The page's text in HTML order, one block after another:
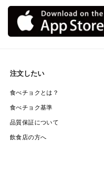
注文したい
食べチョクとは？
食べチョク基準
品質保証について
飲食店の方へ